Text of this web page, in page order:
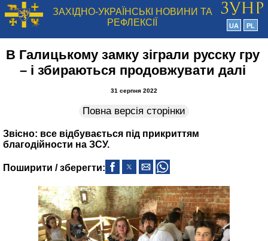
ЗАХІДНО-УКРАЇНСЬКІ НОВИНИ ТА
РЕФЛЕКСІЇ
UA PL
В Галицькому замку зіграли русску гру
– і збираються продовжувати далі
31 серпня 2022
Повна версія сторінки
Звісно: все відбувається під прикриттям
благодійности на ЗСУ.
Поширити / зберегти: